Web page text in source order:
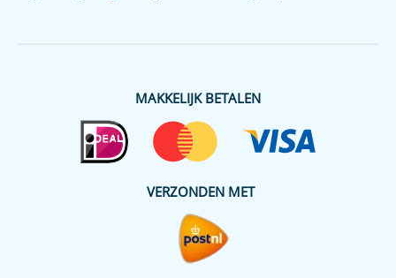
MAKKELIJK BETALEN
VERZONDEN MET